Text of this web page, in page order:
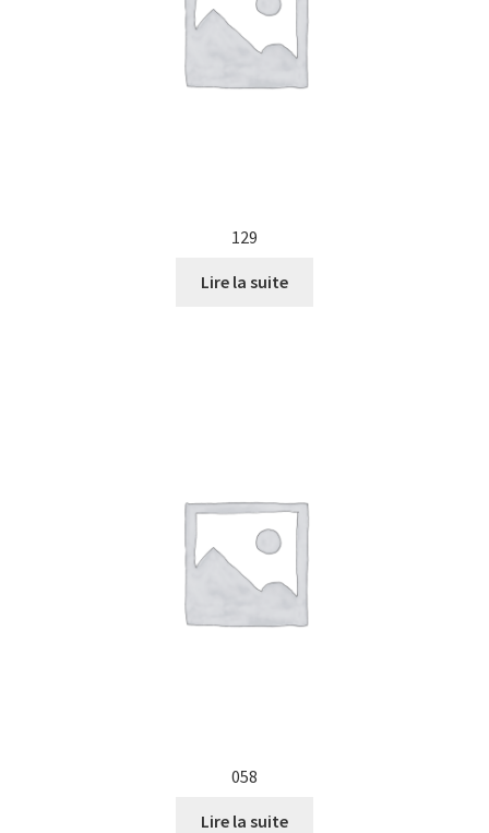
129
Lire la suite
058
Lire la suite